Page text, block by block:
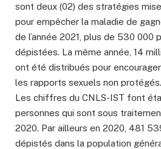
sont deux (02) des stratégies
pour empêcher la maladie de
de l’année 2021, plus de 530 000
dépistées. La même année, 14
ont été distribués pour
les rapports sexuels non protégés.
Les chiffres du CNLS-IST font
personnes qui sont sous
2020. Par ailleurs en 2020, 481
dépistés dans la population